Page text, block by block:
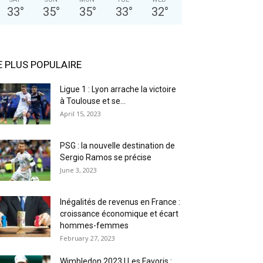
33° 35° 35° 33° 32°
PLUS POPULAIRE
Ligue 1 : Lyon arrache la victoire
à Toulouse et se...
April 15, 2023
PSG : la nouvelle destination de
Sergio Ramos se précise
June 3, 2023
Inégalités de revenus en France :
croissance économique et écart
hommes-femmes
February 27, 2023